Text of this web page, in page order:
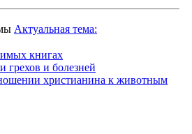
Актуальная тема:
книгах
грехов и болезней
христианина к животным